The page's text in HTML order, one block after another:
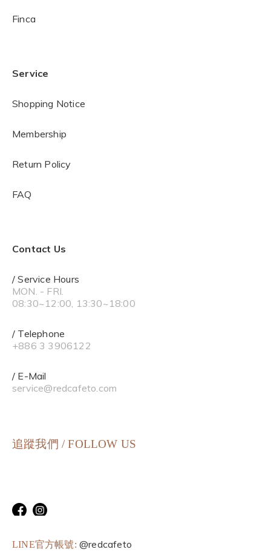
Finca
Service
Shopping Notice
Membership
Return Policy
FAQ
Contact Us
/ Service Hours
MON. - FRI.
08:30~12:00, 13:30~18:00
/ Telephone
+886 3 3906122
/ E-Mail
service@redcafeto.com
追蹤我們 / FOLLOW US
LINE官方帳號:@redcafeto